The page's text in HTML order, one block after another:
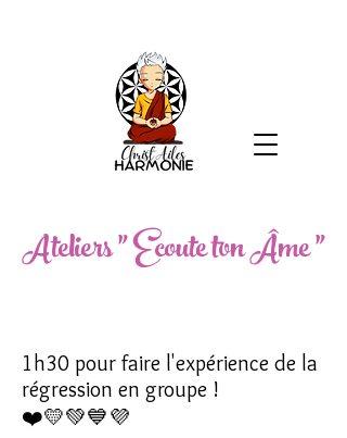
Ateliers " Ecoute ton Âme "
1h30 pour faire l'expérience de la
régression en groupe !
❤️💛💚💙💜